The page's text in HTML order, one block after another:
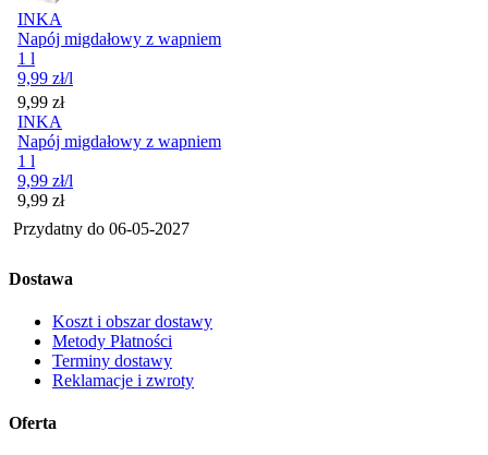
INKA
Napój migdałowy z wapniem
1 l
9,99 zł/l
Cena
9,99 zł
INKA
Napój migdałowy z wapniem
1 l
9,99 zł/l
Cena
9,99 zł
Przydatny do 06-05-2027
Dostawa
Koszt i obszar dostawy
Metody Płatności
Terminy dostawy
Reklamacje i zwroty
Oferta